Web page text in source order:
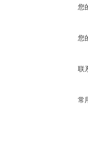
您
您
联
常